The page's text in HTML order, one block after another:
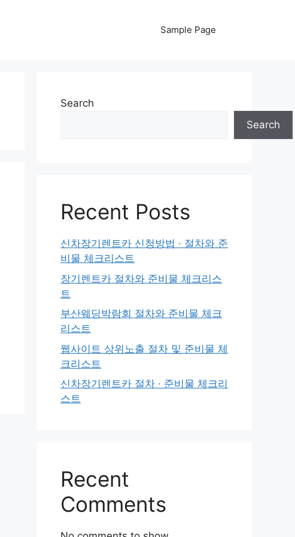
Sample Page
Search
Search
Recent Posts
신차장기렌트카 신청방법 · 절차와 준
비물 체크리스트
장기렌트카 절차와 준비물 체크리스
트
부산웨딩박람회 절차와 준비물 체크
리스트
웹사이트 상위노출 절차 및 준비물 체
크리스트
신차장기렌트카 절차 · 준비물 체크리
스트
Recent
Comments